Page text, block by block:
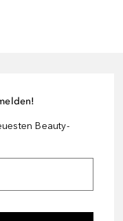
Beauty-